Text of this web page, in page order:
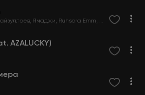
Ямаджи Ruhsora Emm Konsta
Asl
AZALUCKY)